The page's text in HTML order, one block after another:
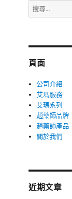
搜
尋
字:
頁面
公司介紹
艾瑪服務
艾瑪系列
趙藥師品牌
趙藥師產品
關於我們
近期文章